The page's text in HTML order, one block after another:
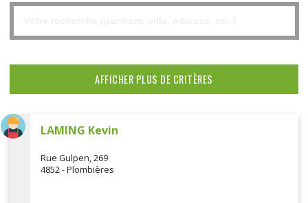
LAMING Kevin
Rue Gulpen, 269
4852 - Plombières
AFFICHER PLUS DE CRITÈRES